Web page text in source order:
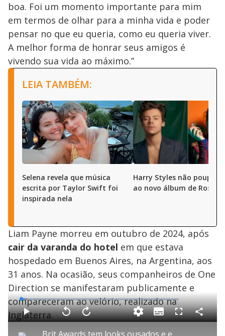
boa. Foi um momento importante para mim
em termos de olhar para a minha vida e poder
pensar no que eu queria, como eu queria viver.
A melhor forma de honrar seus amigos é
vivendo sua vida ao máximo.”
LEIA TAMBÉM:
Selena revela que música
escrita por Taylor Swift foi
inspirada nela
Harry Styles não poupa
ao novo álbum de Rosalía
Liam Payne morreu em outubro de 2024, após
cair da varanda do hotel em que estava
hospedado em Buenos Aires, na Argentina, aos
31 anos. Na ocasião, seus companheiros de One
Direction se manifestaram publicamente e
compareceram ao velório, realizado na
Inglaterra.
P V A
L
o
a
d
e
S
u
b
i
F C
o